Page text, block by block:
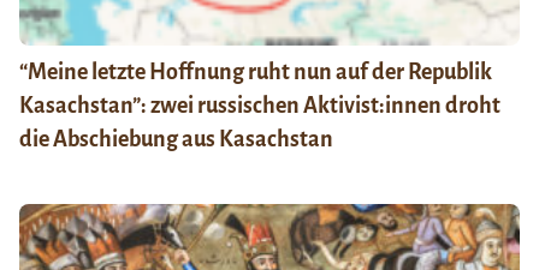
“Meine letzte Hoffnung ruht nun auf der Republik
Kasachstan”: zwei russischen Aktivist:innen droht
die Abschiebung aus Kasachstan